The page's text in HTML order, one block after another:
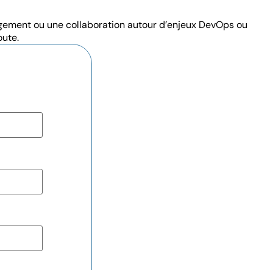
ou une collaboration autour d’enjeux DevOps ou